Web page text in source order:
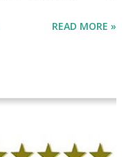
READ MORE »